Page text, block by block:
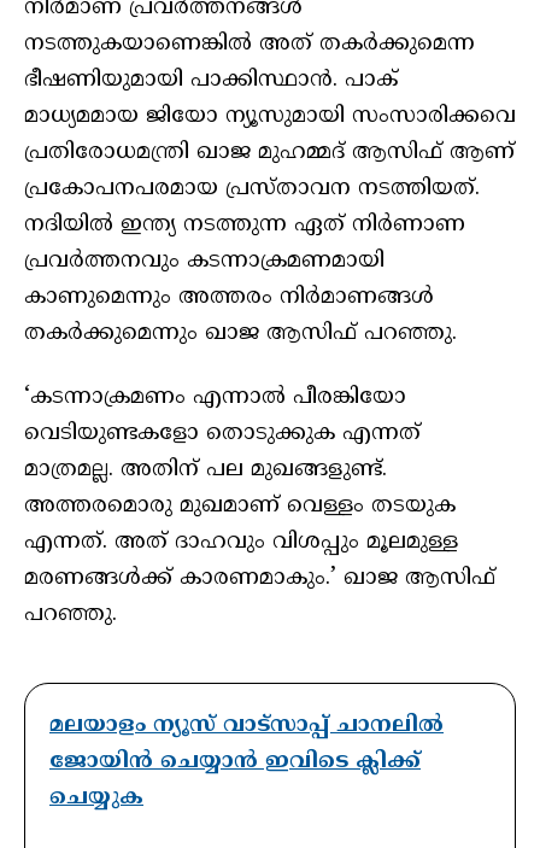
നിർമാണ പ്രവർത്തനങ്ങൾ
നടത്തുകയാണെങ്കിൽ അത് തകർക്കുമെന്ന
ഭീഷണിയുമായി പാക്കിസ്ഥാൻ. പാക്
മാധ്യമമായ ജിയോ ന്യൂസുമായി സംസാരിക്കവെ
പ്രതിരോധമന്ത്രി ഖാജ മുഹമ്മദ് ആസിഫ് ആണ്
പ്രകോപനപരമായ പ്രസ്താവന നടത്തിയത്.
നദിയിൽ ഇന്ത്യ നടത്തുന്ന ഏത് നിർണാണ
പ്രവർത്തനവും കടന്നാക്രമണമായി
കാണുമെന്നും അത്തരം നിർമാണങ്ങൾ
തകർക്കുമെന്നും ഖാജ ആസിഫ് പറഞ്ഞു.
‘കടന്നാക്രമണം എന്നാൽ പീരങ്കിയോ
വെടിയുണ്ടകളോ തൊടുക്കുക എന്നത്
മാത്രമല്ല. അതിന് പല മുഖങ്ങളുണ്ട്.
അത്തരമൊരു മുഖമാണ് വെള്ളം തടയുക
എന്നത്. അത് ദാഹവും വിശപ്പും മൂലമുള്ള
മരണങ്ങൾക്ക് കാരണമാകും.’ ഖാജ ആസിഫ്
പറഞ്ഞു.
മലയാളം ന്യൂസ് വാട്സാപ്പ് ചാനലിൽ
ജോയിൻ ചെയ്യാൻ ഇവിടെ ക്ലിക്ക്
ചെയ്യുക